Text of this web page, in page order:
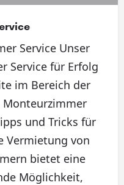
Service Unser
Service für Erfolg
im Bereich der
und Tricks für
Vermietung von
bietet eine
Möglichkeit,